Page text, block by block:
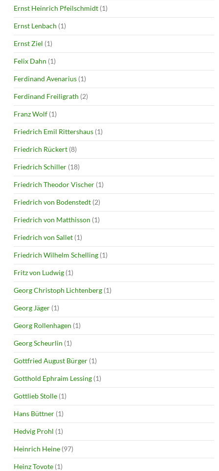
Ernst Heinrich Pfeilschmidt (1)
Ernst Lenbach (1)
Ernst Ziel (1)
Felix Dahn (1)
Ferdinand Avenarius (1)
Ferdinand Freiligrath (2)
Franz Wolf (1)
Friedrich Emil Rittershaus (1)
Friedrich Rückert (8)
Friedrich Schiller (18)
Friedrich Theodor Vischer (1)
Friedrich von Bodenstedt (2)
Friedrich von Matthisson (1)
Friedrich von Sallet (1)
Friedrich Wilhelm Schelling (1)
Fritz von Ludwig (1)
Georg Christoph Lichtenberg (1)
Georg Jäger (1)
Georg Rollenhagen (1)
Georg Scheurlin (1)
Gottfried August Bürger (1)
Gotthold Ephraim Lessing (1)
Gottlieb Stolle (1)
Hans Büttner (1)
Hedvig Prohl (1)
Heinrich Heine (97)
Heinz Tovote (1)